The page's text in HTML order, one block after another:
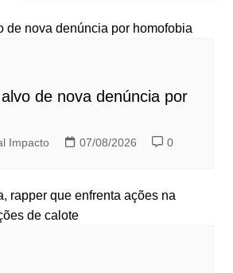
de nova denúncia por
Impacto 07/08/2026 0